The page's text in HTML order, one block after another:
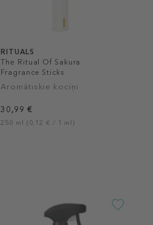
RITUALS
The Ritual Of Sakura
Fragrance Sticks
Aromātiskie kociņi
30,99 €
250 ml (0,12 € / 1 ml)